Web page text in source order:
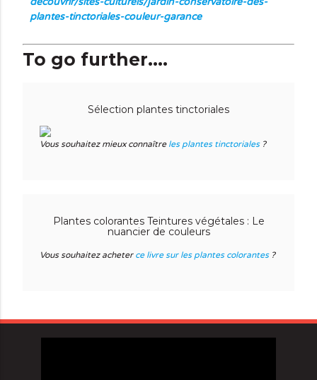
plantes-tinctoriales-couleur-garance
To go further....
Sélection plantes tinctoriales
Vous souhaitez mieux connaître les plantes tinctoriales?
Plantes colorantes Teintures végétales : Le
nuancier de couleurs
Vous souhaitez acheter ce livre sur les plantes colorantes?